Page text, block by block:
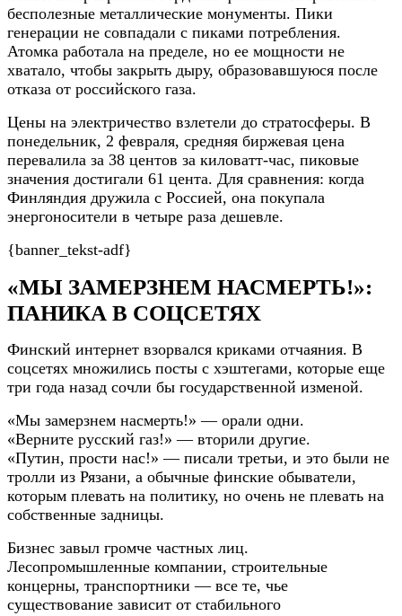
бесполезные металлические монументы. Пики
генерации не совпадали с пиками потребления.
Атомка работала на пределе, но ее мощности не
хватало, чтобы закрыть дыру, образовавшуюся после
отказа от российского газа.
Цены на электричество взлетели до стратосферы. В
понедельник, 2 февраля, средняя биржевая цена
перевалила за 38 центов за киловатт-час, пиковые
значения достигали 61 цента. Для сравнения: когда
Финляндия дружила с Россией, она покупала
энергоносители в четыре раза дешевле.
{banner_tekst-adf}
«МЫ ЗАМЕРЗНЕМ НАСМЕРТЬ!»:
ПАНИКА В СОЦСЕТЯХ
Финский интернет взорвался криками отчаяния. В
соцсетях множились посты с хэштегами, которые еще
три года назад сочли бы государственной изменой.
«Мы замерзнем насмерть!» — орали одни.
«Верните русский газ!» — вторили другие.
«Путин, прости нас!» — писали третьи, и это были не
тролли из Рязани, а обычные финские обыватели,
которым плевать на политику, но очень не плевать на
собственные задницы.
Бизнес завыл громче частных лиц.
Лесопромышленные компании, строительные
концерны, транспортники — все те, чье
существование зависит от стабильного